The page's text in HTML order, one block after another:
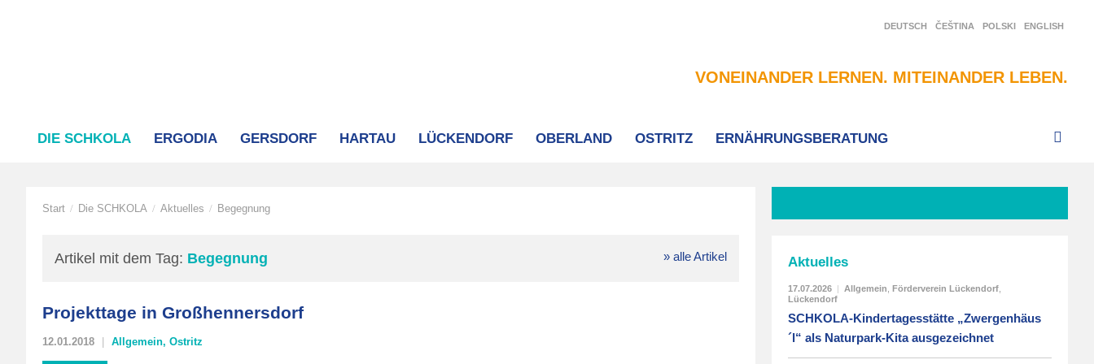
DEUTSCH ČEŠTINA POLSKI ENGLISH
VONEINANDER LERNEN. MITEINANDER LEBEN.
DIE SCHKOLA ERGODIA GERSDORF HARTAU LÜCKENDORF OBERLAND OSTRITZ ERNÄHRUNGSBERATUNG
Start / Die SCHKOLA / Aktuelles / Begegnung
Artikel mit dem Tag: Begegnung » alle Artikel
Projekttage in Großhennersdorf
12.01.2018 Allgemein, Ostritz
Aktuelles
17.07.2026 | Allgemein Förderverein Lückendorf
Lückendorf
SCHKOLA-Kindertagesstätte „Zwergenhäus
´l“ als Naturpark-Kita ausgezeichnet